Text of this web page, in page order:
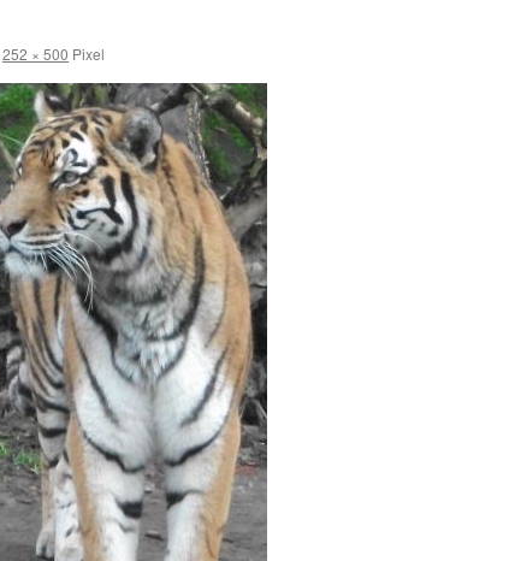
252 × 500 Pixel